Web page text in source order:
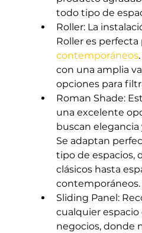
todo tipo de
Roller: La
Roller es perfecta
contemporáneos
con una amplia
opciones para
Roman Shade:
una excelente
buscan
Se adaptan
tipo de espacios,
clásicos hasta
contemporáneos.
Sliding Panel:
cualquier espacio
negocios, donde